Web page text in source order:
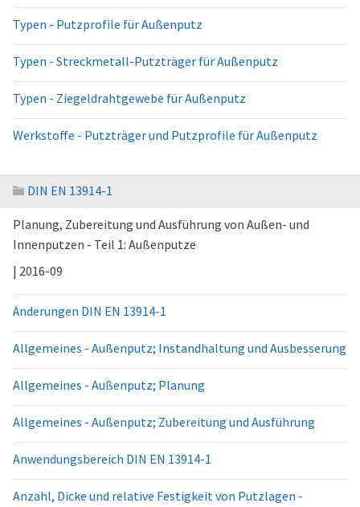
Typen - Putzprofile für Außenputz
Typen - Streckmetall-Putzträger für Außenputz
Typen - Ziegeldrahtgewebe für Außenputz
Werkstoffe - Putzträger und Putzprofile für Außenputz
DIN EN 13914-1
Planung, Zubereitung und Ausführung von Außen- und
Innenputzen - Teil 1: Außenputze
| 2016-09
Änderungen DIN EN 13914-1
Allgemeines - Außenputz; Instandhaltung und Ausbesserung
Allgemeines - Außenputz; Planung
Allgemeines - Außenputz; Zubereitung und Ausführung
Anwendungsbereich DIN EN 13914-1
Anzahl, Dicke und relative Festigkeit von Putzlagen -